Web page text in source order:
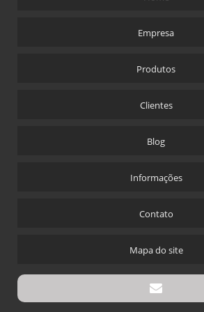
Empresa
Produtos
Clientes
Blog
Informações
Contato
Mapa do site